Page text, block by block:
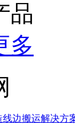
品
多
线边搬运解决方